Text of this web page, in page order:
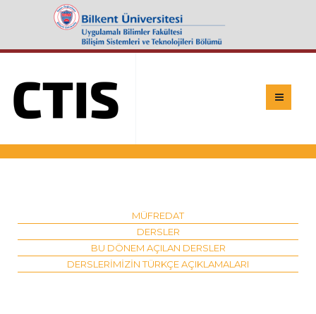
MÜFREDAT
DERSLER
BU DÖNEM AÇILAN DERSLER
DERSLERIMIZIN TÜRKÇE AÇIKLAMALARI